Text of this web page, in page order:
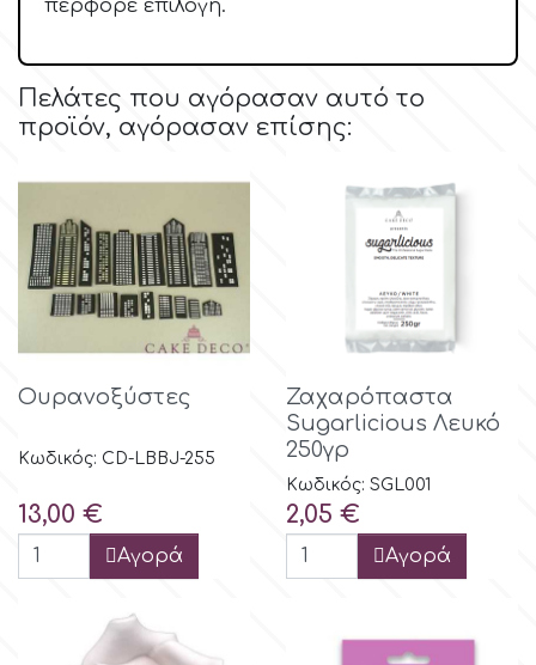
Ανδρικά και Αγορίστικα Θέματα
k
KitBox
KopyForm
LOTP
περφορέ επιλογή.
Πελάτες που αγόρασαν αυτό το
προϊόν, αγόρασαν επίσης:
Ουρανοξύστες
Κωδικός: CD-LBBJ-255
Τιμή
13,00 €
Αγορά
Ζαχαρόπαστα
Sugarlicious Λευκό
250γρ
Κωδικός: SGL001
Τιμή
2,05 €
Αγορά